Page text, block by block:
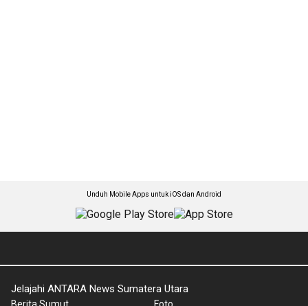
Unduh Mobile Apps untuk iOS dan Android
Jelajahi ANTARA News Sumatera Utara
Berita Sumut
Foto